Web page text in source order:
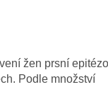
žen prsní
Podle množství